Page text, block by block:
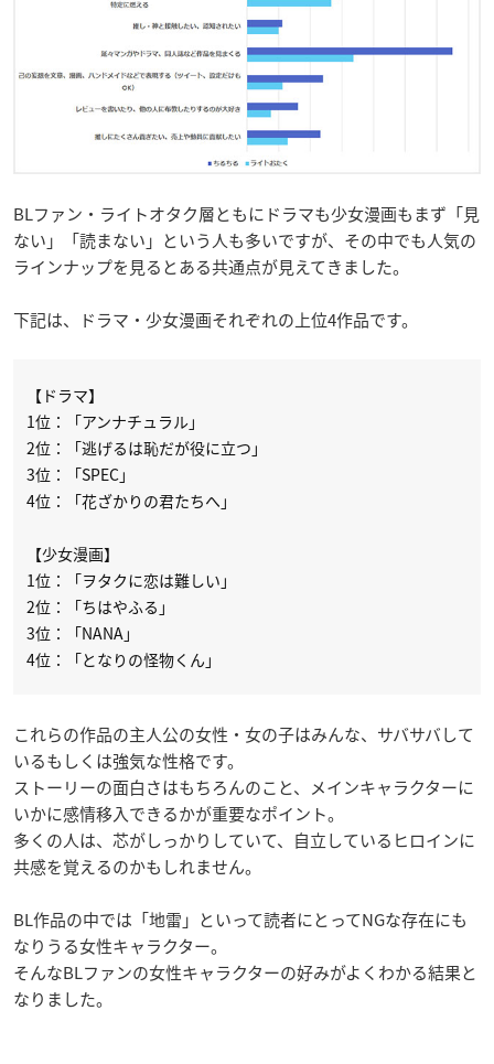
BLファン・ライトオタク層ともにドラマも少女漫画もまず「見
ない」「読まない」という人も多いですが、その中でも人気の
ラインナップを見るとある共通点が見えてきました。
下記は、ドラマ・少女漫画それぞれの上位4作品です。
【ドラマ】
1位：「アンナチュラル」
2位：「逃げるは恥だが役に立つ」
3位：「SPEC」
4位：「花ざかりの君たちへ」
【少女漫画】
1位：「ヲタクに恋は難しい」
2位：「ちはやふる」
3位：「NANA」
4位：「となりの怪物くん」
これらの作品の主人公の女性・女の子はみんな、サバサバして
いるもしくは強気な性格です。
ストーリーの面白さはもちろんのこと、メインキャラクターに
いかに感情移入できるかが重要なポイント。
多くの人は、芯がしっかりしていて、自立しているヒロインに
共感を覚えるのかもしれません。
BL作品の中では「地雷」といって読者にとってNGな存在にも
なりうる女性キャラクター。
そんなBLファンの女性キャラクターの好みがよくわかる結果と
なりました。